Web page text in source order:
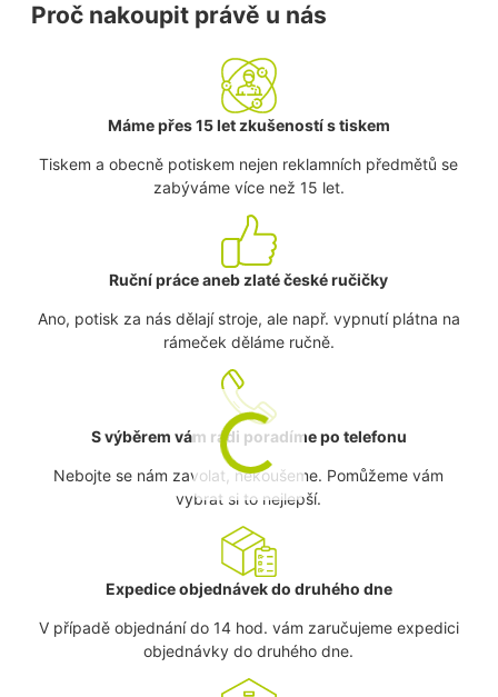
Proč nakoupit právě u nás
Máme přes 15 let zkušeností s tiskem
Tiskem a obecně potiskem nejen reklamních předmětů se
zabýváme více než 15 let.
Ruční práce aneb zlaté české ručičky
Ano, potisk za nás dělají stroje, ale např. vypnutí plátna na
rámeček děláme ručně.
S výběrem vám rádi poradíme po telefonu
Nebojte se nám zavolat, nekoušeme. Pomůžeme vám
vybrat si to nejlepší.
Expedice objednávek do druhého dne
V případě objednání do 14 hod. vám zaručujeme expedici
objednávky do druhého dne.